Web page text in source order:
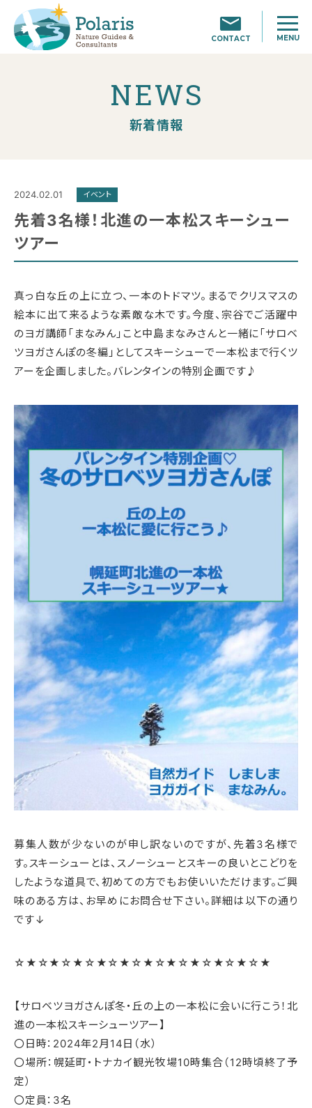
CONTACT MENU
NEWS
新着情報
2024.02.01 イベント
先着3名様！北進の一本松スキーシュー
ツアー
真っ白な丘の上に立つ、一本のトドマツ。まるでクリスマスの
絵本に出て来るような素敵な木です。今度、宗谷でご活躍中
のヨガ講師「まなみん」こと中島まなみさんと一緒に「サロベ
ツヨガさんぽの冬編」としてスキーシューで一本松まで行くツ
アーを企画しました。バレンタインの特別企画です♪
募集人数が少ないのが申し訳ないのですが、先着3名様で
す。スキーシューとは、スノーシューとスキーの良いとこどりを
したような道具で、初めての方でもお使いいただけます。ご興
味のある方は、お早めにお問合せ下さい。詳細は以下の通り
です↓
☆★☆★☆★☆★☆★☆★☆★☆★☆★☆★☆★
【サロベツヨガさんぽ冬・丘の上の一本松に会いに行こう！北
進の一本松スキーシューツアー】
〇日時：2024年2月14日（水）
〇場所：幌延町・トナカイ観光牧場10時集合（12時頃終了予
定）
〇定員：3名